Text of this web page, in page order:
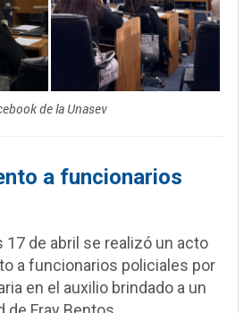
de la Unasev
a funcionarios
17 de abril se realizó un acto
a funcionarios policiales por
en el auxilio brindado a un